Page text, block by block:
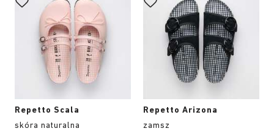
Repetto Scala
skóra naturalna
spowoduje
zmianę
produktu
Repetto Arizona
zamsz
spowoduje
zmianę
zdjęcia
produktu